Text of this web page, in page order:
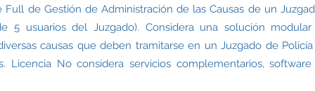
Full de Gestión de Administración de las Causas de un
5 usuarios del Juzgado). Considera una solución
causas que deben tramitarse en un Juzgado de
Licencia No considera servicios complementarios,